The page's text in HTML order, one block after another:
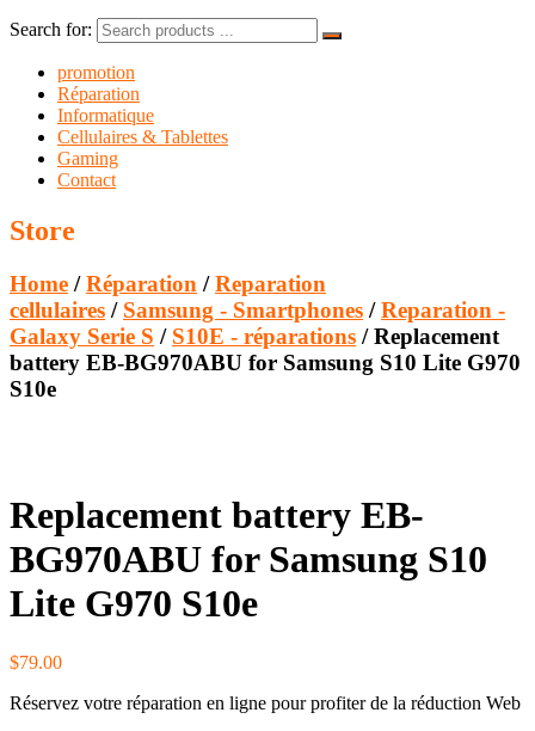
Search for:
promotion
Réparation
Informatique
Cellulaires & Tablettes
Gaming
Contact
Store
Home /Réparation /Reparation
cellulaires / Samsung - Smartphones /Reparation -
Galaxy Serie S / S10E - réparations / Replacement
battery EB-BG970ABU for Samsung S10 Lite G970
S10e
Replacement battery EB-
BG970ABU for Samsung S10
Lite G970 S10e
$79.00
Réservez votre réparation en ligne pour profiter de la réduction Web